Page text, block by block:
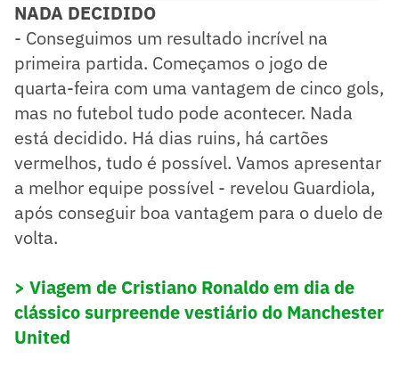
NADA DECIDIDO
- Conseguimos um resultado incrível na
primeira partida. Começamos o jogo de
quarta-feira com uma vantagem de cinco gols,
mas no futebol tudo pode acontecer. Nada
está decidido. Há dias ruins, há cartões
vermelhos, tudo é possível. Vamos apresentar
a melhor equipe possível - revelou Guardiola,
após conseguir boa vantagem para o duelo de
volta.
> Viagem de Cristiano Ronaldo em dia de
clássico surpreende vestiário do Manchester
United